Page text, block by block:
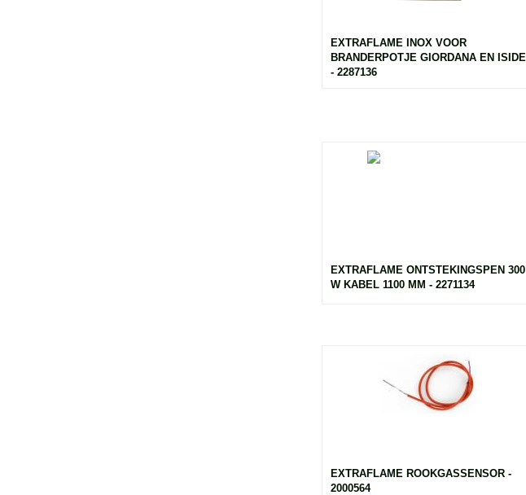
EXTRAFLAME INOX VOOR
BRANDERPOTJE GIORDANA EN ISIDE
- 2287136
EXTRAFLAME ONTSTEKINGSPEN 300
W KABEL 1100 MM - 2271134
EXTRAFLAME ROOKGASSENSOR -
2000564